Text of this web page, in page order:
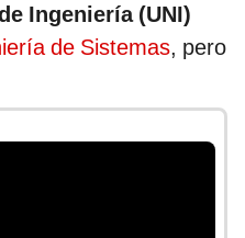
Ingeniería (UNI)
de Sistemas, pero